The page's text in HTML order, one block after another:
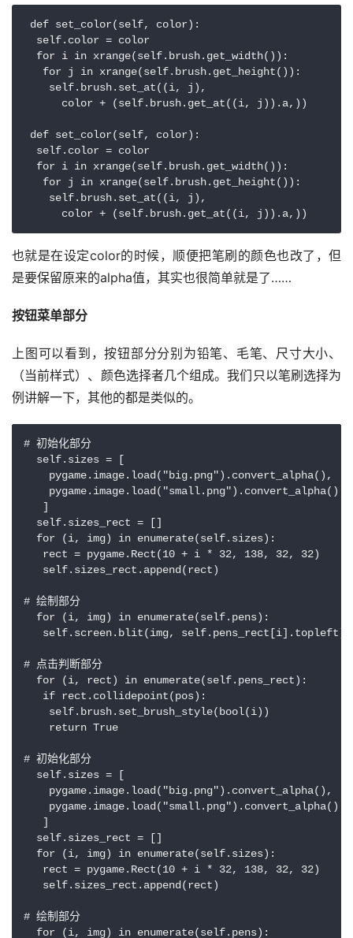
def set_color(self, color):
  self.color = color
  for i in xrange(self.brush.get_width()):
   for j in xrange(self.brush.get_height()):
    self.brush.set_at((i, j),
      color + (self.brush.get_at((i, j)).a,))
def set_color(self, color):
  self.color = color
  for i in xrange(self.brush.get_width()):
   for j in xrange(self.brush.get_height()):
    self.brush.set_at((i, j),
也就是在设定color的时候，顺便把笔刷的颜色也改了，但
是要保留原来的alpha值，其实也很简单就是了……
按钮菜单部分
上图可以看到，按钮部分分别为铅笔、毛笔、尺寸大小、
（当前样式）、颜色选择者几个组成。我们只以笔刷选择为
例讲解一下，其他的都是类似的。
# 初始化部分
  self.sizes = [
    pygame.image.load("big.png").convert_alpha(),
    pygame.image.load("small.png").convert_alpha()
   ]
  self.sizes_rect = []
  for (i, img) in enumerate(self.sizes):
   rect = pygame.Rect(10 + i * 32, 138, 32, 32)
   self.sizes_rect.append(rect)
# 绘制部分
  for (i, img) in enumerate(self.pens):
   self.screen.blit(img, self.pens_rect[i].topleft)
# 点击判断部分
  for (i, rect) in enumerate(self.pens_rect):
   if rect.collidepoint(pos):
    self.brush.set_brush_style(bool(i))
    return True
# 初始化部分
  self.sizes = [
    pygame.image.load("big.png").convert_alpha(),
    pygame.image.load("small.png").convert_alpha()
   ]
  self.sizes_rect = []
  for (i, img) in enumerate(self.sizes):
   rect = pygame.Rect(10 + i * 32, 138, 32, 32)
   self.sizes_rect.append(rect)
# 绘制部分
  for (i, img) in enumerate(self.pens):